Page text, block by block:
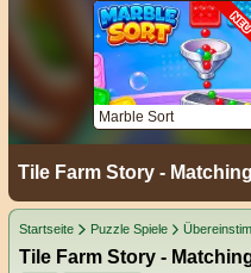
Marble Sort
Tile Farm Story -
Startseite Puzzle Spiele
Tile Farm Story -